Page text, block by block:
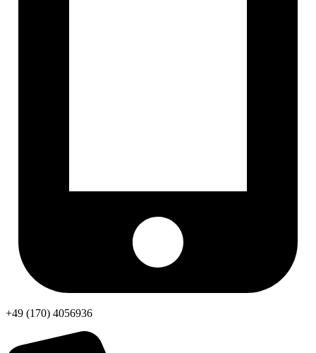
+49 (170) 4056936